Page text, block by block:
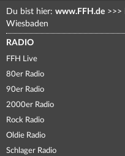
Du bist hier: www.FFH.de >>>
Wiesbaden
RADIO
FFH Live
80er Radio
90er Radio
2000er Radio
Rock Radio
Oldie Radio
Schlager Radio